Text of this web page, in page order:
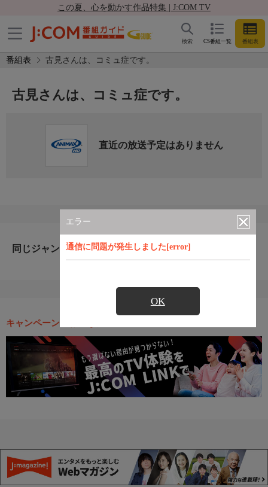
この夏、心を動かす作品特集 | J:COM TV
CS番組一覧 番組表
検索
番組表 古見さんは、コミュ症です。
エラー
通信に問題が発生しました[error]
OK
古見さんは、コミュ症です。
直近の放送予定はありません
同じジャンルのおすすめ番組
キャンペーン・お得な情報